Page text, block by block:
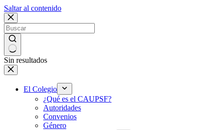
Saltar al contenido
Sin resultados
El Colegio
¿Qué es el CAUPSF?
Autoridades
Convenios
Género